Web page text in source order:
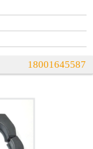
18001645587